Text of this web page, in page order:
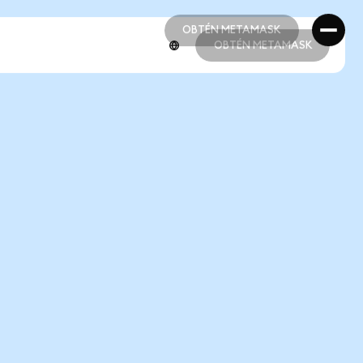
OBTÉN METAMASK
OBTÉN METAMASK
OBTÉN METAMASK